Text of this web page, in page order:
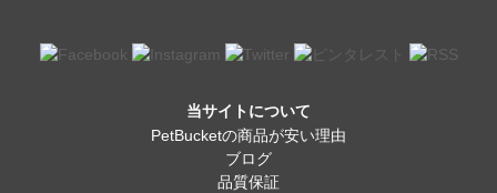
当サイトについて
PetBucketの商品が安い理由
ブログ
品質保証